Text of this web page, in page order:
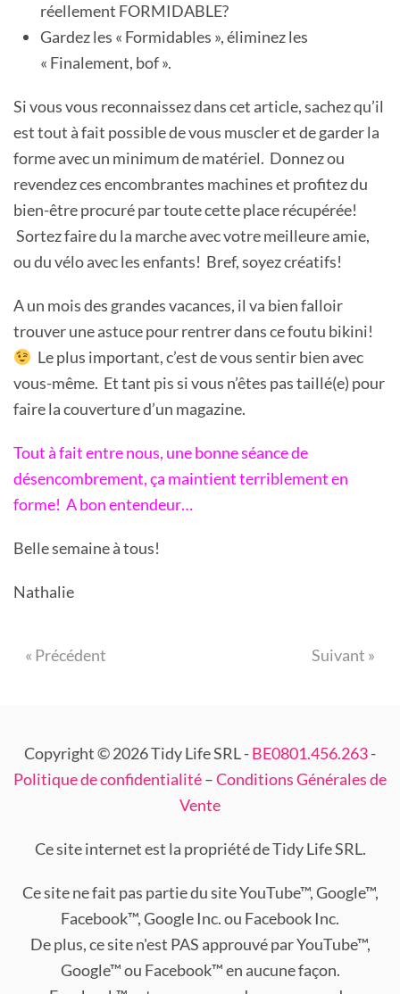
réellement FORMIDABLE?
Gardez les « Formidables », éliminez les
« Finalement, bof ».
Si vous vous reconnaissez dans cet article, sachez qu’il
est tout à fait possible de vous muscler et de garder la
forme avec un minimum de matériel. Donnez ou
revendez ces encombrantes machines et profitez du
bien-être procuré par toute cette place récupérée!
Sortez faire du la marche avec votre meilleure amie,
ou du vélo avec les enfants! Bref, soyez créatifs!
A un mois des grandes vacances, il va bien falloir
trouver une astuce pour rentrer dans ce foutu bikini!
Le plus important, c’est de vous sentir bien avec
vous-même. Et tant pis si vous n’êtes pas taillé(e) pour
faire la couverture d’un magazine.
Tout à fait entre nous, une bonne séance de
désencombrement, ça maintient terriblement en
forme! A bon entendeur…
Belle semaine à tous!
Nathalie
« Précédent Suivant »
Copyright © 2026 Tidy Life SRL -BE0801.456.263-
Politique de confidentialité–Conditions Générales de
Vente
Ce site internet est la propriété de Tidy Life SRL.
Ce site ne fait pas partie du site YouTube™, Google™,
Facebook™, Google Inc. ou Facebook Inc.
De plus, ce site n'est PAS approuvé par YouTube™,
Google™ ou Facebook™ en aucune façon.